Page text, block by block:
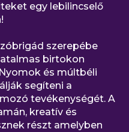
egy lebilincselő
szerepébe
birtokon
és múltbéli
segíteni a
tevékenységét. A
kreatív és
részt amelyben